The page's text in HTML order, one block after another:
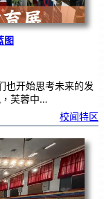
图
也开始思考未来的发
芙蓉中…
校闻特区